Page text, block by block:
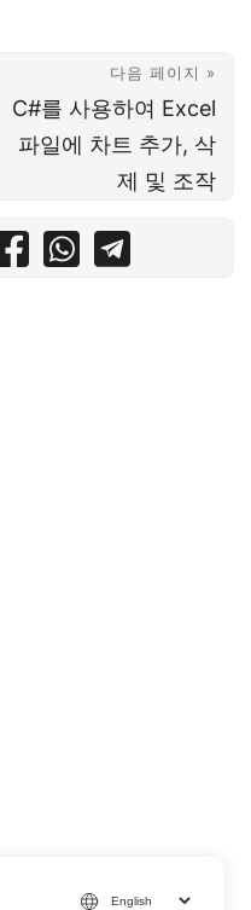
다음 페이지 »
C#를 사용하여 Excel
파일에 차트 추가, 삭
제 및 조작